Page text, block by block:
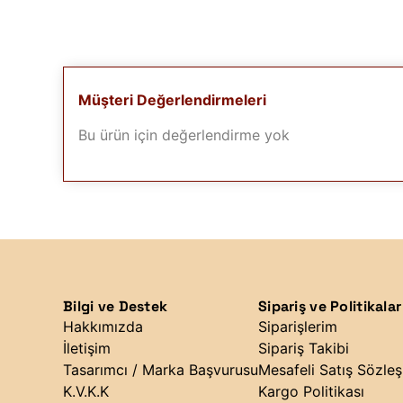
Müşteri Değerlendirmeleri
Bu ürün için değerlendirme yok
Bilgi ve Destek
Hakkımızda
İletişim
Tasarımcı / Marka Başvurusu
K.V.K.K
Sipariş ve Politikalar
Siparişlerim
Sipariş Takibi
Mesafeli Satış
Kargo Politikası